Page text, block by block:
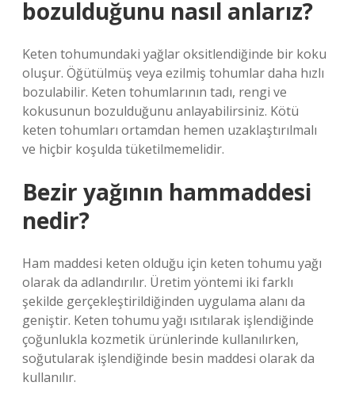
bozulduğunu nasıl anlarız?
Keten tohumundaki yağlar oksitlendiğinde bir koku
oluşur. Öğütülmüş veya ezilmiş tohumlar daha hızlı
bozulabilir. Keten tohumlarının tadı, rengi ve
kokusunun bozulduğunu anlayabilirsiniz. Kötü
keten tohumları ortamdan hemen uzaklaştırılmalı
ve hiçbir koşulda tüketilmemelidir.
Bezir yağının hammaddesi
nedir?
Ham maddesi keten olduğu için keten tohumu yağı
olarak da adlandırılır. Üretim yöntemi iki farklı
şekilde gerçekleştirildiğinden uygulama alanı da
geniştir. Keten tohumu yağı ısıtılarak işlendiğinde
çoğunlukla kozmetik ürünlerinde kullanılırken,
soğutularak işlendiğinde besin maddesi olarak da
kullanılır.